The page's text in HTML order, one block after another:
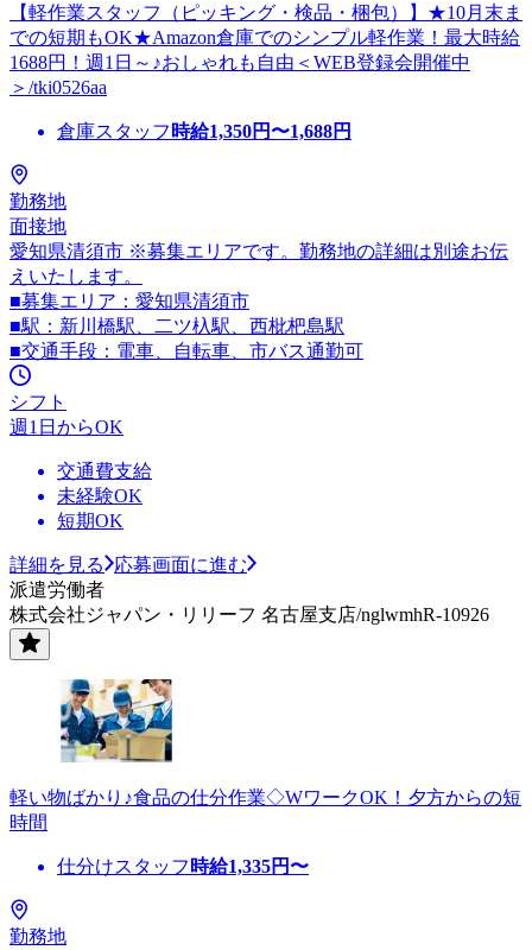
【軽作業スタッフ（ピッキング・検品・梱包）】★10月末ま
での短期もOK★Amazon倉庫でのシンプル軽作業！最大時給
1688円！週1日～♪おしゃれも自由＜WEB登録会開催中
＞/tki0526aa
倉庫スタッフ 時給1,350円〜1,688円
勤務地
面接地
愛知県清須市 ※募集エリアです。勤務地の詳細は別途お伝
えいたします。
■募集エリア：愛知県清須市
■駅：新川橋駅、二ツ杁駅、西枇杷島駅
■交通手段：電車、自転車、市バス通勤可
シフト
週1日からOK
交通費支給
未経験OK
短期OK
詳細を見る
応募画面に進む
派遣労働者
株式会社ジャパン・リリーフ 名古屋支店/nglwmhR-10926
軽い物ばかり♪食品の仕分作業◇WワークOK！夕方からの短
時間
仕分けスタッフ 時給1,335円〜
勤務地